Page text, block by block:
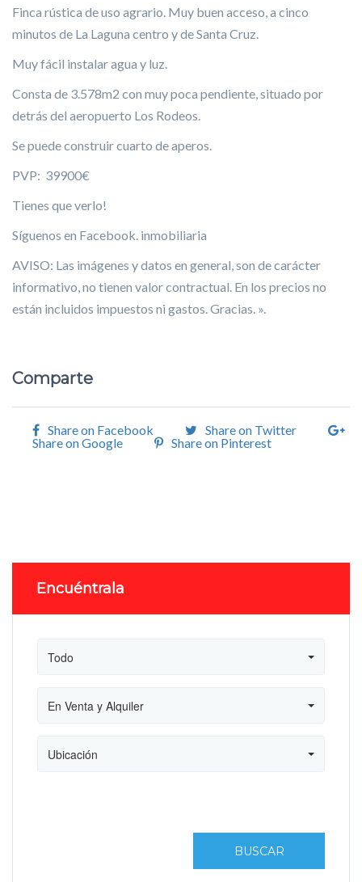
Finca rústica de uso agrario. Muy buen acceso, a cinco
minutos de La Laguna centro y de Santa Cruz.
Muy fácil instalar agua y luz.
Consta de 3.578m2 con muy poca pendiente, situado por
detrás del aeropuerto Los Rodeos.
Se puede construir cuarto de aperos.
PVP: 39900€
Tienes que verlo!
Síguenos en Facebook. inmobiliaria
AVISO: Las imágenes y datos en general, son de carácter
informativo, no tienen valor contractual. En los precios no
están incluidos impuestos ni gastos. Gracias. ».
Comparte
Share on Facebook
Share on Twitter
Share on Google
Share on Pinterest
Encuéntrala
Todo
En Venta y Alquiler
Ubicación
BUSCAR